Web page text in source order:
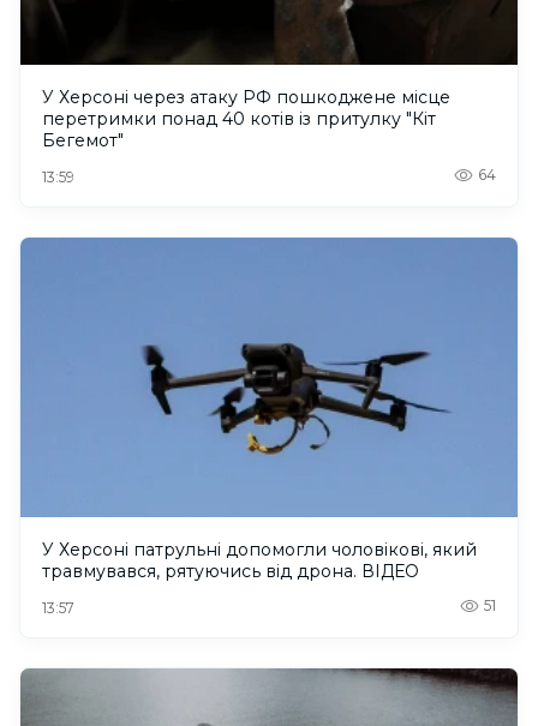
У Херсоні через атаку РФ пошкоджене місце
перетримки понад 40 котів із притулку "Кіт
Бегемот"
13:59 64
У Херсоні патрульні допомогли чоловікові, який
травмувався, рятуючись від дрона. ВІДЕО
13:57 51